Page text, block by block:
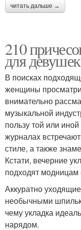
читать дальше →
210
для
В поисках
женщины
внимательно
музыкальной
пользу той или
журналах
стиле, а также
Кстати, вечерние
подходят
Аккуратно
необычными
чему укладка
нарядом.